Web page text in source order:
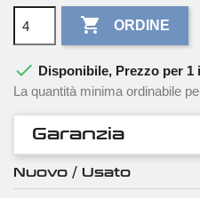
 ORDINE
 Disponibile, Prezzo per 1
La quantità minima ordinabile
Garanzia
Nuovo / Usato